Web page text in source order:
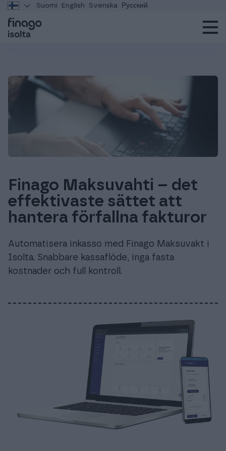
Suomi English Svenska Русский
Finago Maksuvahti – det
effektivaste sättet att
hantera förfallna fakturor
Automatisera inkasso med Finago Maksuvakt i
Isolta. Snabbare kassaflöde, inga fasta
kostnader och full kontroll.